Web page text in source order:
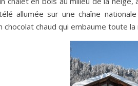
allumée sur une chaîne
chaud qui embaume toute la